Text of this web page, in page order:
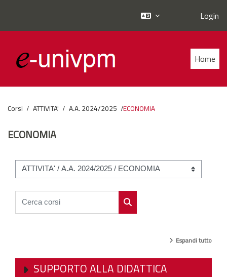
Login
Home
Corsi ATTIVITA' A.A. 2024/2025 ECONOMIA
ECONOMIA
Categorie di corso
Cerca corsi
Cerca corsi
Espandi tutto
SUPPORTO ALLA DIDATTICA